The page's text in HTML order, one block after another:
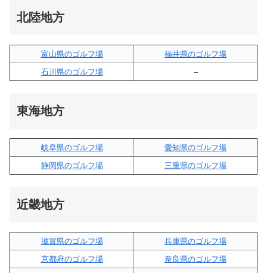
北陸地方
富山県のゴルフ場
福井県のゴルフ場
石川県のゴルフ場
–
東海地方
岐阜県のゴルフ場
愛知県のゴルフ場
静岡県のゴルフ場
三重県のゴルフ場
近畿地方
滋賀県のゴルフ場
兵庫県のゴルフ場
京都府のゴルフ場
奈良県のゴルフ場